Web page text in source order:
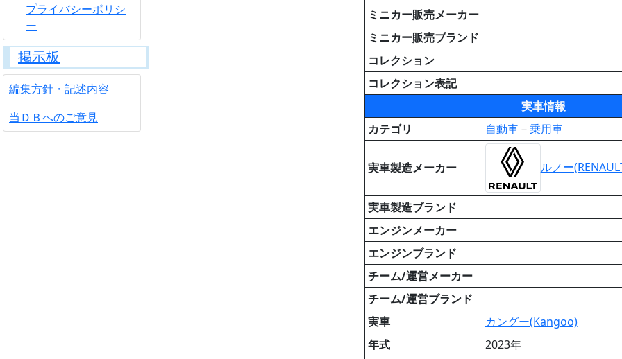
プライバシーポリシ
ー
掲示板
編集方針・記述内容
当ＤＢへのご意見
ミニカー販売メーカー
ミニカー販売ブランド
コレクション
コレクション表記
実車情報
カテゴリ
自動車－乗用車
実車製造メーカー ルノー
実車製造ブランド
エンジンメーカー
エンジンブランド
チーム/運営メーカー
チーム/運営ブランド
実車
カングー(Kangoo)
年式
2023年